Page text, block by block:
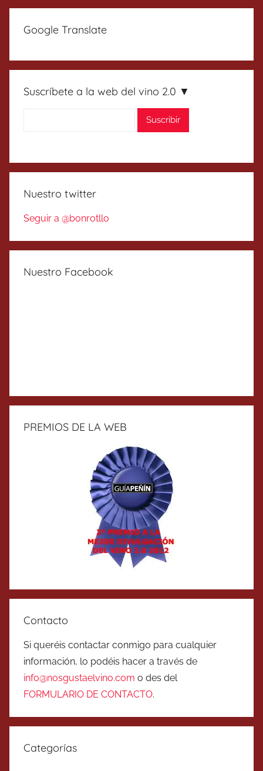
Google Translate
Suscríbete a la web del vino 2.0 ▼
Nuestro twitter
Seguir a @bonrotllo
Nuestro Facebook
PREMIOS DE LA WEB
Contacto
Si queréis contactar conmigo para cualquier
información, lo podéis hacer a través de
info@nosgustaelvino.com o des del
FORMULARIO DE CONTACTO.
Categorías